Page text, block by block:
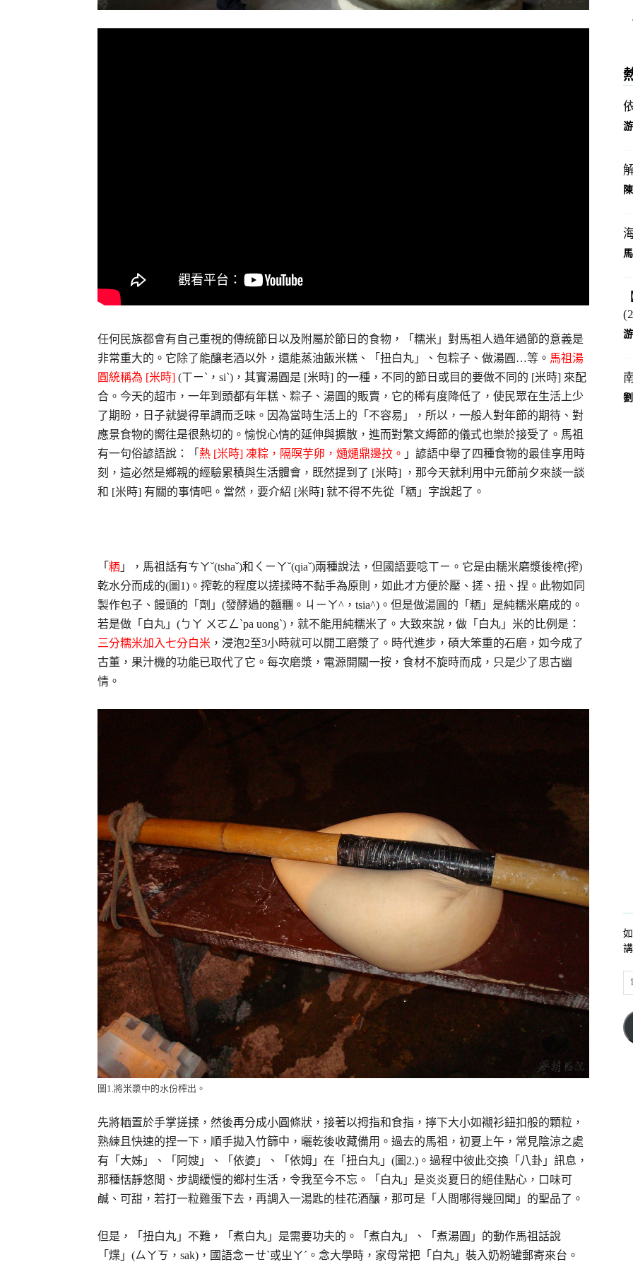
任何民族都會有自己重視的傳統節日以及附屬於節日的食物，「糯米」對馬祖人過年過節的意義是
非常重大的。它除了能釀老酒以外，還能蒸油飯米糕、「扭白丸」、包粽子、做湯圓…等。 馬祖湯
圓統稱為 [米時] (ㄒㄧˋ，siˋ)，其實湯圓是 [米時] 的一種，不同的節日或目的要做不同的 [米時] 來配
合。今天的超市，一年到頭都有年糕、粽子、湯圓的販賣，它的稀有度降低了，使民眾在生活上少
了期盼，日子就變得單調而乏味。因為當時生活上的「不容易」，所以，一般人對年節的期待、對
應景食物的嚮往是很熱切的。愉悅心情的延伸與擴散，進而對繁文縟節的儀式也樂於接受了。馬祖
有一句俗諺語說：「 熱 [米時] 凍粽，隔暝芋卵，熥熥鼎邊抆。 」諺語中舉了四種食物的最佳享用時
刻，這必然是鄉親的經驗累積與生活體會，既然提到了 [米時] ，那今天就利用中元節前夕來談一談
和 [米時] 有關的事情吧。當然，要介紹 [米時] 就不得不先從「粞」字說起了。
「 粞 」，馬祖話有ㄘㄚˇ(tshaˇ)和ㄑㄧㄚˇ(qiaˇ)兩種說法，但國語要唸ㄒㄧ。它是由糯米磨漿後榨(搾)
乾水分而成的(圖1)。搾乾的程度以搓揉時不黏手為原則，如此才方便於壓、搓、扭、捏。此物如同
製作包子、饅頭的「劑」(發酵過的麵糰。ㄐㄧㄚ^，tsia^)。但是做湯圓的「粞」是純糯米磨成的。
若是做「白丸」(ㄅㄚ ㄨㄛㄥˋpa uongˋ)，就不能用純糯米了。大致來說，做「白丸」米的比例是：
三分糯米加入七分白米 ，浸泡2至3小時就可以開工磨漿了。時代進步，碩大笨重的石磨，如今成了
古董，果汁機的功能已取代了它。每次磨漿，電源開關一按，食材不旋時而成，只是少了思古幽
情。
圖1.將米漿中的水份榨出。
先將粞置於手掌搓揉，然後再分成小圓條狀，接著以拇指和食指，擰下大小如襯衫鈕扣般的顆粒，
熟練且快速的捏一下，順手拋入竹篩中，曬乾後收藏備用。過去的馬祖，初夏上午，常見陰涼之處
有「大姊」、「阿嫂」、「依婆」、「依姆」在「扭白丸」(圖2.)。過程中彼此交換「八卦」訊息，
那種恬靜悠閒、步調緩慢的鄉村生活，令我至今不忘。「白丸」是炎炎夏日的絕佳點心，口味可
鹹、可甜，若打一粒雞蛋下去，再調入一湯匙的桂花酒釀，那可是「人間哪得幾回聞」的聖品了。
但是，「扭白丸」不難，「煮白丸」是需要功夫的。「煮白丸」、「煮湯圓」的動作馬祖話說
「煠」(ㄙㄚㄎ，sak)，國語念ㄧㄝˋ或ㄓㄚˊ。念大學時，家母常把「白丸」裝入奶粉罐郵寄來台。
電
子
件
位